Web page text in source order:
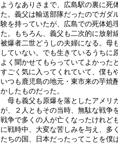
ようなありさまで、広島駅の裏に死
た。義父は輸送部隊だったのでガダ
験を持っていたが、広島での死体処
た。もちろん、義父も二次的に放射
被爆者二世どうしの夫婦になる。母
していない。でも生きているうちに
よく聞かせてもらっていてよかった
すごく気に入ってくれていて、僕も
いつも鹿児島の地元・東市来の芋焼
かしたものだった。
母も義父も原爆を落としたアメリ
が、２人ともその当時、無駄な戦争
戦争で多くの人が亡くなったけれど
に戦時中、大変な苦しみを与え、多
たちの国、日本だったってことを僕